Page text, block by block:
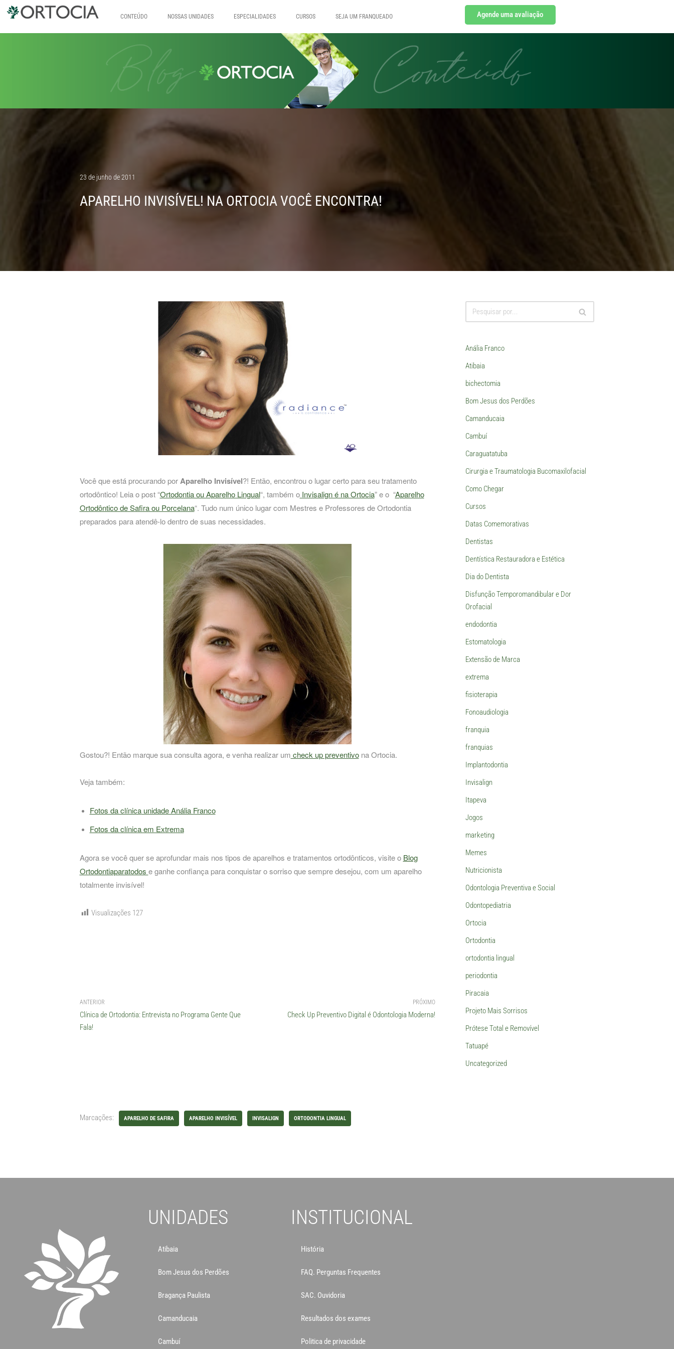
CONTEÚDO NOSSAS UNIDADES ESPECIALIDADES CURSOS SEJA UM FRANQUEADO Agende uma avaliação
23 de junho de 2011
APARELHO INVISÍVEL! NA ORTOCIA VOCÊ ENCONTRA!
Você que está procurando porAparelho Invisível?! Então, encontrou o lugar certo para seu tratamento
ortodôntico! Leia o post “Ortodontia ou Aparelho Lingual“, também oInvisalign é na Ortocia” e o “Aparelho
Ortodôntico de Safira ou Porcelana“. Tudo num único lugar com Mestres e Professores de Ortodontia
preparados para atendê-lo dentro de suas necessidades.
Gostou?! Então marque sua consulta agora, e venha realizar um check up preventivona Ortocia.
Veja também:
Fotos da clínicaunidade Anália Franco
Fotos da clínica em Extrema
Agora se você quer se aprofundar mais nos tipos de aparelhos e tratamentos ortodônticos, visite o Blog
Ortodontiaparatodos e ganhe confiança para conquistar o sorriso que sempre desejou, com um aparelho
totalmente invisível!
Visualizações 127
ANTERIOR
Clínica de Ortodontia: Entrevista no Programa Gente Que
Fala!
PRÓXIMO
Check Up Preventivo Digital é Odontologia Moderna!
Marcações: APARELHO DE SAFIRA APARELHO INVISÍVEL INVISALIGN ORTODONTIA LINGUAL
Anália Franco
Atibaia
bichectomia
Bom Jesus dos Perdões
Camanducaia
Cambuí
Caraguatatuba
Cirurgia e Traumatologia Bucomaxilofacial
Como Chegar
Cursos
Datas Comemorativas
Dentistas
Dentística Restauradora e Estética
Dia do Dentista
Disfunção Temporomandibular e Dor
Orofacial
endodontia
Estomatologia
Extensão de Marca
extrema
fisioterapia
Fonoaudiologia
franquia
franquias
Implantodontia
Invisalign
Itapeva
Jogos
marketing
Memes
Nutricionista
Odontologia Preventiva e Social
Odontopediatria
Ortocia
Ortodontia
ortodontia lingual
periodontia
Piracaia
Projeto Mais Sorrisos
Prótese Total e Removível
Tatuapé
Uncategorized
UNIDADES
Atibaia
Bom Jesus dos Perdões
Bragança Paulista
Camanducaia
Cambuí
INSTITUCIONAL
História
FAQ. Perguntas Frequentes
SAC. Ouvidoria
Resultados dos exames
Politica de privacidade